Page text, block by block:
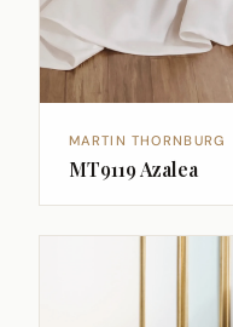
MARTIN THORNBURG
MT9119 Azalea